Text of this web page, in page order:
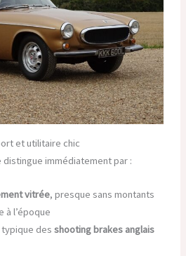
et utilitaire chic
distingue immédiatement par :
vitrée, presque sans montants
à l’époque
des shooting brakes anglais